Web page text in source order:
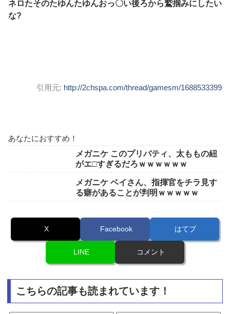
ネロたそのたゆんたゆんおっ〇い後ろから鷲掴みにしたい
な?
引用元: http://2chspa.com/thread/gamesm/1688533399
あなたにおすすめ！
メガニケ このプリバティ、太ももの紐
がエ□すぎるだろｗｗｗｗｗｗ
メガニケ ベイさん、指揮官をチラ見す
る癖があることが判明ｗｗｗｗｗ
X Facebook はてブ
LINE コメント
こちらの記事も読まれています！